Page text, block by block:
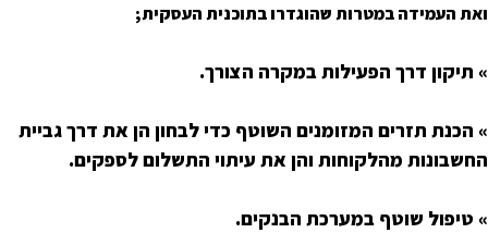
ואת העמידה במטרות שהוגדרו בתוכנית העסקית;
» תיקון דרך הפעילותבמקרה הצורך.
» הכנת תזרים המזומנים השוטף כדי לבחון הן את דרך גביית
החשבונות מהלקוחות והן את עיתוי התשלום לספקים.
» טיפול שוטף במערכת הבנקים.